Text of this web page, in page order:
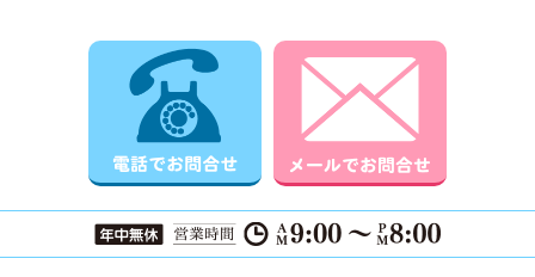
電話でお問合せ